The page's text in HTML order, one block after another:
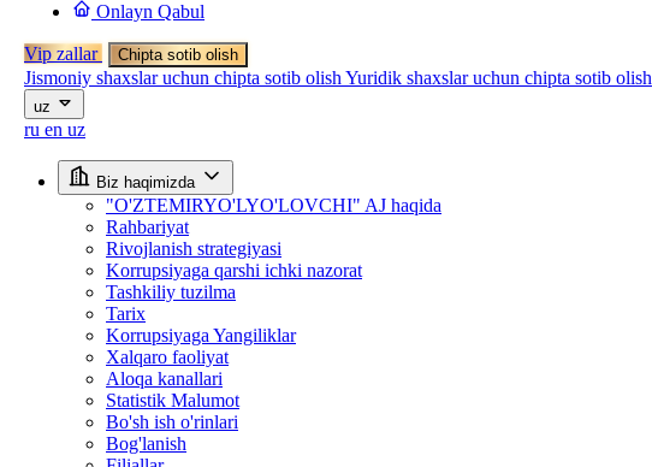
Onlayn Qabul
Vip zallar Chipta sotib olish
Jismoniy shaxslar uchun chipta sotib olish Yuridik shaxslar uchun chipta sotib olish
uz
ru en uz
Biz haqimizda
"O'ZTEMIRYO'LYO'LOVCHI" AJ haqida
Rahbariyat
Rivojlanish strategiyasi
Korrupsiyaga qarshi ichki nazorat
Tashkiliy tuzilma
Tarix
Korrupsiyaga Yangiliklar
Xalqaro faoliyat
Aloqa kanallari
Statistik Malumot
Bo'sh ish o'rinlari
Bog'lanish